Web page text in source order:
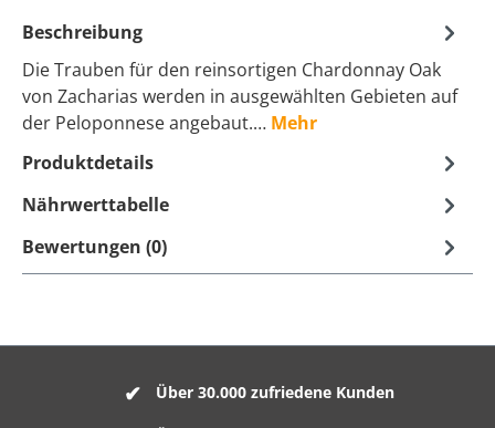
Beschreibung
Die Trauben für den reinsortigen Chardonnay Oak
von Zacharias werden in ausgewählten Gebieten auf
der Peloponnese angebaut.… Mehr
Produktdetails
Nährwerttabelle
Bewertungen (0)
Über 30.000 zufriedene Kunden